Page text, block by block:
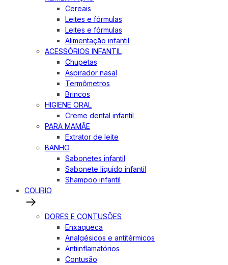
Cereais
Leites e fórmulas
Leites e fórmulas
Alimentação infantil
ACESSÓRIOS INFANTIL
Chupetas
Aspirador nasal
Termômetros
Brincos
HIGIENE ORAL
Creme dental infantil
PARA MAMÃE
Extrator de leite
BANHO
Sabonetes infantil
Sabonete líquido infantil
Shampoo infantil
COLIRIO
DORES E CONTUSÕES
Enxaqueca
Analgésicos e antitérmicos
Antiinflamatórios
Contusão